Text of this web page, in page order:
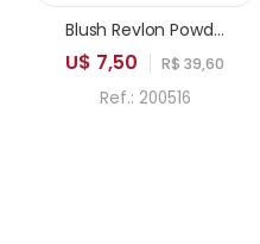
Blush Revlon Powder 005 Playfull
U$ 7,50 R$ 39,60
Ref.: 200516